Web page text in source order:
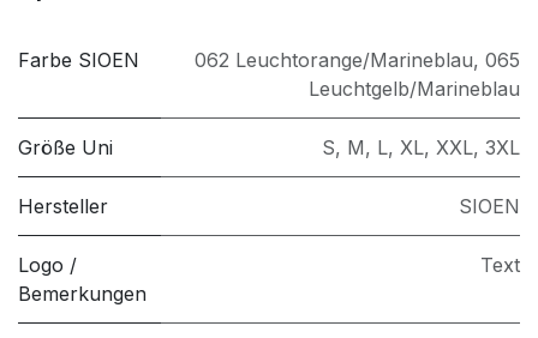
Farbe SIOEN 062 Leuchtorange/Marineblau, 065
Leuchtgelb/Marineblau
Größe Uni S, M, L, XL, XXL, 3XL
Hersteller SIOEN
Logo /
Bemerkungen
Text